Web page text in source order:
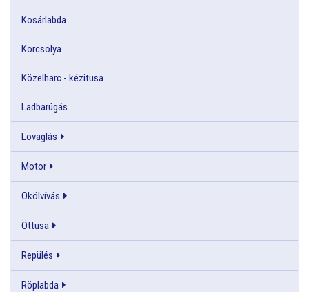
Kosárlabda
Korcsolya
Közelharc - kézitusa
Ladbarúgás
Lovaglás
Motor
Ökölvívás
Öttusa
Repülés
Röplabda